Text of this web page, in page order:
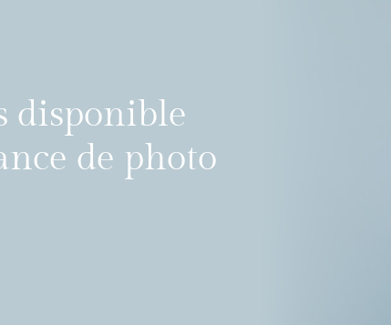
disponible
de photo